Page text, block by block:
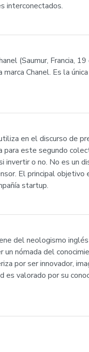
interconectados.
(Saumur, Francia,
Chanel. Es la
en el discurso de
para este segundo
o no. No es un
El principal
startup.
del neologismo
nómada del
por ser innovador,
es valorado por su